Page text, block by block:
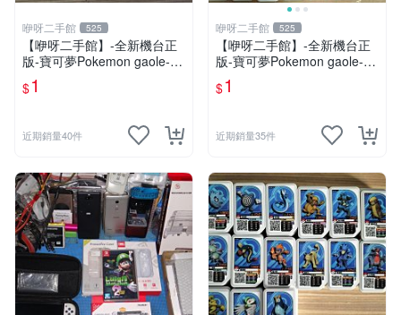
咿呀二手館 525
【咿呀二手館】-全新機台正
版-寶可夢Pokemon gaole-混
各彈寶可夢卡匣- 四星隨機
款、4星不挑款、隨機出貨
$1
近期銷量40件
咿呀二手館 525
【咿呀二手館】-全新機台正
版-寶可夢Pokemon gaole-混
各彈寶可夢卡匣- 一星隨機
款、1星不挑款、隨機出貨
$1
近期銷量35件